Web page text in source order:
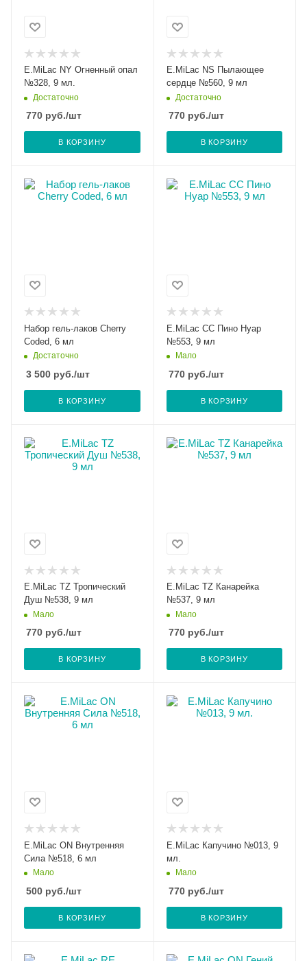
E.MiLac NY Огненный опал
№328, 9 мл.
Достаточно
770 руб./шт
В КОРЗИНУ
E.MiLac NS Пылающее
сердце №560, 9 мл
Достаточно
770руб./шт
В КОРЗИНУ
Набор гель-лаков Cherry
Coded, 6 мл
Достаточно
3 500 руб./шт
В КОРЗИНУ
E.MiLac CC Пино Нуар
№553, 9 мл
Мало
770руб./шт
В КОРЗИНУ
E.MiLac TZ Тропический
Душ №538, 9 мл
Мало
770 руб./шт
В КОРЗИНУ
E.MiLac TZ Канарейка
№537, 9 мл
Мало
770руб./шт
В КОРЗИНУ
E.MiLac ON Внутренняя
Сила №518, 6 мл
Мало
500 руб./шт
В КОРЗИНУ
E.MiLac Капучино №013, 9
мл.
Мало
770руб./шт
В КОРЗИНУ